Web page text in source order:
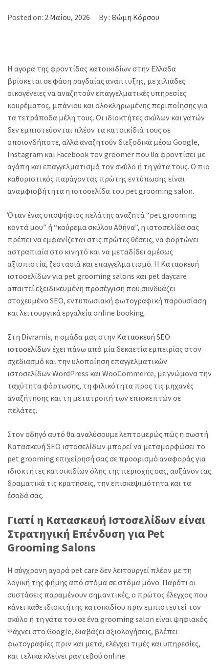
Posted on: 2 Μαΐου, 2026 By : Θώμη Κόρσου
Η αγορά της φροντίδας κατοικιδίων στην Ελλάδα
βρίσκεται σε φάση ραγδαίας ανάπτυξης, με χιλιάδες
οικογένειες να αναζητούν επαγγελματικές υπηρεσίες
κουρέματος, μπάνιου και ολοκληρωμένης περιποίησης για
τα τετράποδα μέλη τους. Οι ιδιοκτήτες σκύλων και γατών
δεν εμπιστεύονται πλέον τα κατοικίδιά τους σε
οποιονδήποτε, αλλά αναζητούν διεξοδικά μέσω Google,
Instagram και Facebook τον groomer που θα φροντίσει με
αγάπη και επαγγελματισμό τον σκύλο ή τη γάτα τους. Ο πιο
καθοριστικός παράγοντας πρώτης εντύπωσης είναι
αναμφισβήτητα η ιστοσελίδα του pet grooming salon.
Όταν ένας υποψήφιος πελάτης αναζητά “pet grooming
κοντά μου” ή “κούρεμα σκύλου Αθήνα”, η ιστοσελίδα σας
πρέπει να εμφανίζεται στις πρώτες θέσεις, να φορτώνει
αστραπιαία στο κινητό και να μεταδίδει αμέσως
αξιοπιστία, ζεστασιά και επαγγελματισμό. Η Κατασκευή
ιστοσελίδων για pet grooming salons και pet daycare
απαιτεί εξειδικευμένη προσέγγιση που συνδυάζει
στοχευμένο SEO, εντυπωσιακή φωτογραφική παρουσίαση
και λειτουργικά εργαλεία online booking.
Στη Divramis, η ομάδα μας στην Κατασκευή SEO
ιστοσελίδωνέχει πάνω από μία δεκαετία εμπειρίας στον
σχεδιασμό και την υλοποίηση επαγγελματικών
ιστοσελίδων WordPress και WooCommerce, με γνώμονα την
ταχύτητα φόρτωσης, τη φιλικότητα προς τις μηχανές
αναζήτησης και τη μετατροπή των επισκεπτών σε
πελάτες.
Στον οδηγό αυτό θα αναλύσουμε λεπτομερώς πώς η σωστή
Κατασκευή SEO ιστοσελίδων μπορεί να μεταμορφώσει το
pet grooming επιχείρησή σας σε προορισμό αναφοράς για
ιδιοκτήτες κατοικιδίων όλης της περιοχής σας, αυξάνοντας
δραματικά τις κρατήσεις, την επισκεψιμότητα και τα
έσοδά σας.
Γιατί η Κατασκευή Ιστοσελίδων είναι
Στρατηγική Επένδυση για Pet
Grooming Salons
Η σύγχρονη αγορά pet care δεν λειτουργεί πλέον με τη
λογική της φήμης από στόμα σε στόμα μόνο. Παρότι οι
συστάσεις παραμένουν σημαντικές, ο πρώτος έλεγχος που
κάνει κάθε ιδιοκτήτης κατοικιδίου πριν εμπιστευτεί τον
σκύλο ή τη γάτα του σε ένα grooming salon είναι ψηφιακός.
Ψάχνει στο Google, διαβάζει αξιολογήσεις, βλέπει
φωτογραφίες πριν και μετά, ελέγχει τιμές και υπηρεσίες,
και τελικά κλείνει ραντεβού online.